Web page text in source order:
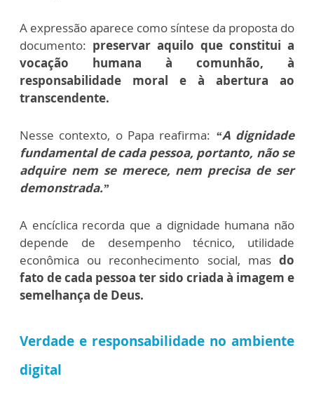
A expressão aparece como síntese da proposta do
documento: preservar aquilo que constitui a
vocação humana à comunhão, à
responsabilidade moral e à abertura ao
transcendente.
Nesse contexto, o Papa reafirma: “A dignidade
fundamental de cada pessoa, portanto, não se
adquire nem se merece, nem precisa de ser
demonstrada.”
A encíclica recorda que a dignidade humana não
depende de desempenho técnico, utilidade
econômica ou reconhecimento social, mas do
fato de cada pessoa ter sido criada à imagem e
semelhança de Deus.
Verdade e responsabilidade no ambiente
digital